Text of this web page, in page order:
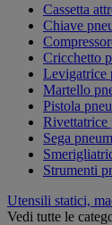
Cassetta
Chiave
Cricchetto
Levigatrice
Martello
Pistola
Rivettatrice
Sega
Strumenti
Utensili statici,
Vedi tutte le